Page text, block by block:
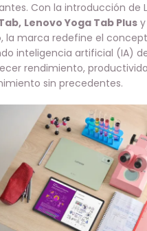
Con la introducción de
Lenovo Yoga Tab Plus y
, la marca redefine el
inteligencia artificial (IA)
rendimiento,
sin precedentes.